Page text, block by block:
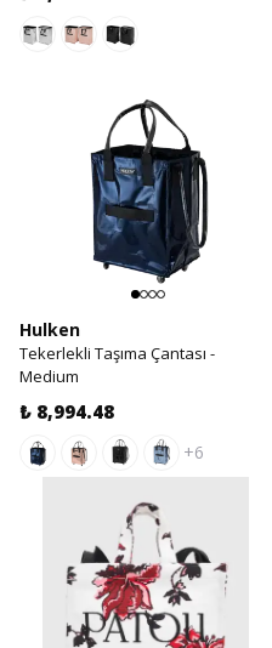
Hulken
Tekerlekli Taşıma Çantası -
Medium
₺ 8,994.48
+6